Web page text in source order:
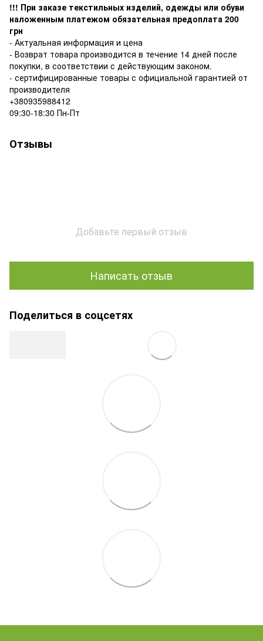
!!! При заказе текстильных изделий, одежды или обуви
наложенным платежом обязательная предоплата 200
грн
- Актуальная информация и цена
- Возврат товара производится в течение 14 дней после
покупки, в соответствии с действующим законом.
- сертифицированные товары с официальной гарантией от
производителя
+380935988412
09:30-18:30 Пн-Пт
Отзывы
Добавьте первый отзыв
Написать отзыв
Поделиться в соцсетях